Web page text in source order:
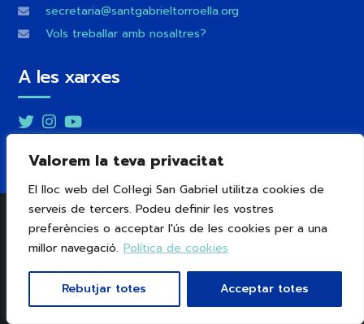
Valorem la teva privacitat
El lloc web del Col·legi San Gabriel utilitza cookies de
serveis de tercers. Podeu definir les vostres
preferències o acceptar l'ús de les cookies per a una
millor navegació. Política de cookies
Rebutjar totes Acceptar totes
secretaria@santgabrieltorroella.org
Vols treballar amb nosaltres?
A les xarxes
Twitter
Instagram
YouTube
® Col·legi Sant Gabriel
Sistema Interno de Información
Ètica i compliment normatiu